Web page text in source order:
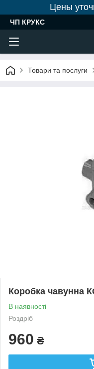
Цены
ЧП КРУКС
Товари та послуги
Коробка чавунна
В наявності
Роздріб
960 ₴